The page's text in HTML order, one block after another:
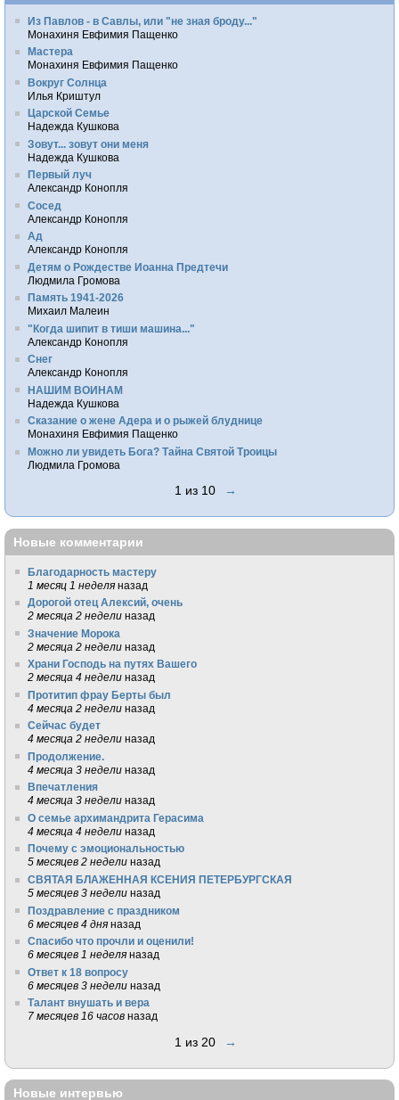
Из Павлов - в Савлы, или "не зная броду..."
Монахиня Евфимия Пащенко
Мастера
Монахиня Евфимия Пащенко
Вокруг Солнца
Илья Криштул
Царской Семье
Надежда Кушкова
Зовут... зовут они меня
Надежда Кушкова
Первый луч
Александр Конопля
Сосед
Александр Конопля
Ад
Александр Конопля
Детям о Рождестве Иоанна Предтечи
Людмила Громова
Память 1941-2026
Михаил Малеин
"Когда шипит в тиши машина..."
Александр Конопля
Снег
Александр Конопля
НАШИМ ВОИНАМ
Надежда Кушкова
Сказание о жене Адера и о рыжей блуднице
Монахиня Евфимия Пащенко
Можно ли увидеть Бога? Тайна Святой Троицы
Людмила Громова
1 из 10 →
Новые комментарии
Благодарность мастеру
1 месяц 1 неделя назад
Дорогой отец Алексий, очень
2 месяца 2 недели назад
Значение Морока
2 месяца 2 недели назад
Храни Господь на путях Вашего
2 месяца 4 недели назад
Протитип фрау Берты был
4 месяца 2 недели назад
Сейчас будет
4 месяца 2 недели назад
Продолжение.
4 месяца 3 недели назад
Впечатления
4 месяца 3 недели назад
О семье архимандрита Герасима
4 месяца 4 недели назад
Почему с эмоциональностью
5 месяцев 2 недели назад
СВЯТАЯ БЛАЖЕННАЯ КСЕНИЯ ПЕТЕРБУРГСКАЯ
5 месяцев 3 недели назад
Поздравление с праздником
6 месяцев 4 дня назад
Спасибо что прочли и оценили!
6 месяцев 1 неделя назад
Ответ к 18 вопросу
6 месяцев 3 недели назад
Талант внушать и вера
7 месяцев 16 часов назад
1 из 20 →
Новые интервью